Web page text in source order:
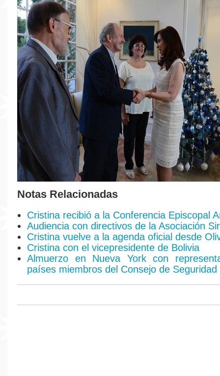
Notas Relacionadas
Cristina recibió a la Conferencia Episcopal
Audiencia con directivos de la Asociación
Cristina vuelve a la agenda oficial desde
Cristina con el vicepresidente de Bolivia
Almuerzo en Nueva York con
países miembros del Consejo de